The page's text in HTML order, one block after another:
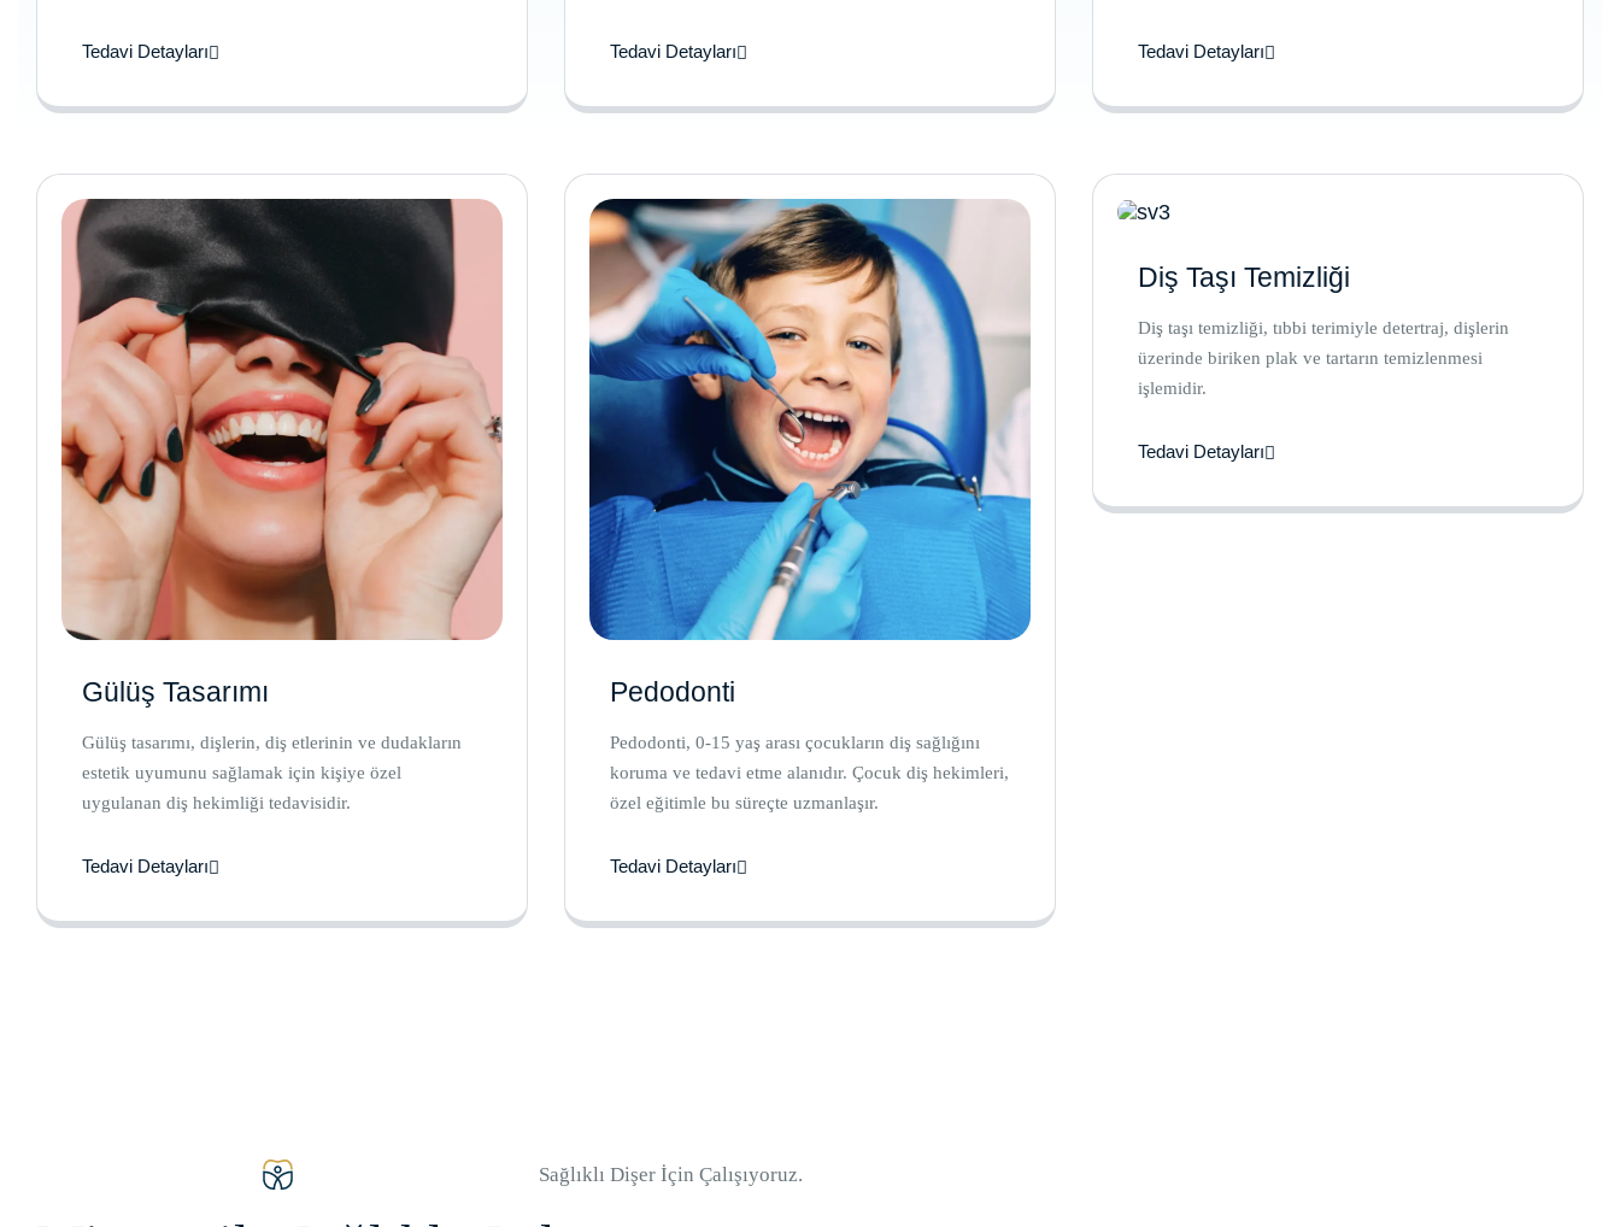
Tedavi Detayları Tedavi Detayları Tedavi Detayları
Gülüş Tasarımı
Gülüş tasarımı, dişlerin, diş etlerinin ve dudakların
estetik uyumunu sağlamak için kişiye özel
uygulanan diş hekimliği tedavisidir.
Tedavi Detayları
Pedodonti
Pedodonti, 0-15 yaş arası çocukların diş sağlığını
koruma ve tedavi etme alanıdır. Çocuk diş hekimleri,
özel eğitimle bu süreçte uzmanlaşır.
Tedavi Detayları
Diş Taşı Temizliği
Diş taşı temizliği, tıbbi terimiyle detertraj, dişlerin
üzerinde biriken plak ve tartarın temizlenmesi
işlemidir.
Tedavi Detayları
Sağlıklı Dişer İçin Çalışıyoruz.